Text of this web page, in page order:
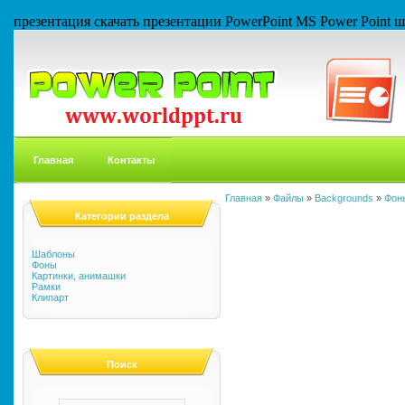
презентация скачать презентации PowerPoint MS Power
Главная Контакты
Категории раздела
Шаблоны
Фоны
Картинки, анимашки
Рамки
Клипарт
Поиск
Главная » Файлы » Backgrounds »